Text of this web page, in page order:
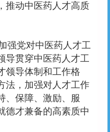
推动中医药人才高质
党对中医药人才工
导贯穿中医药人才工
领导体制和工作格
法，加强对人才工作
、保障、激励、服
德才兼备的高素质中